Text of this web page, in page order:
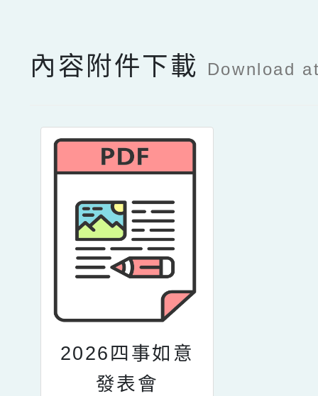
內容附件下載 Download
2026四事如意
發表會